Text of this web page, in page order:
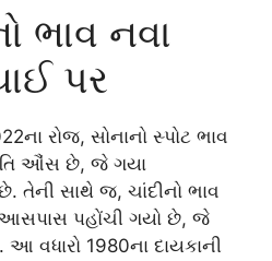
ભાવ નવા
પર
રોજ, સોનાનો સ્પોટ ભાવ
ઔંસ છે, જે ગયા
તેની સાથે જ, ચાંદીનો ભાવ
પહોંચી ગયો છે, જે
વધારો 1980ના દાયકાની